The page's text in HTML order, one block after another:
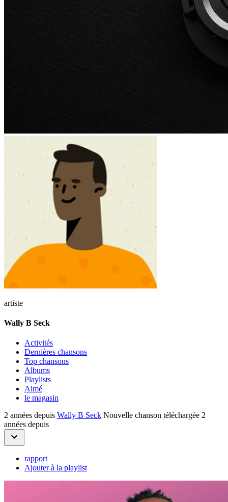
artiste
Wally B Seck
Activités
Dernières chansons
Top chansons
Albums
Playlists
Aimé
le magasin
2 années depuis Wally B Seck Nouvelle chanson téléchargée 2
années depuis
rapport
Ajouter à la playlist